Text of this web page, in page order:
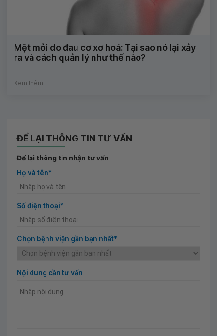
Mệt mỏi do đau cơ xơ hoá: Tại sao nó lại xảy
ra và cách quản lý như thế nào?
Xem thêm
ĐỂ LẠI THÔNG TIN TƯ VẤN
Để lại thông tin nhận tư vấn
Họ và tên*
Số điện thoại*
Chọn bệnh viện gần bạn nhất*
Nội dung cần tư vấn